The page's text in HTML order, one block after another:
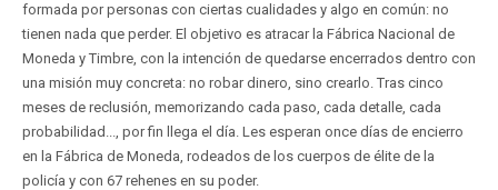
formada por personas con ciertas cualidades y algo en común: no
tienen nada que perder. El objetivo es atracar la Fábrica Nacional de
Moneda y Timbre, con la intención de quedarse encerrados dentro con
una misión muy concreta: no robar dinero, sino crearlo. Tras cinco
meses de reclusión, memorizando cada paso, cada detalle, cada
probabilidad..., por fin llega el día. Les esperan once días de encierro
en la Fábrica de Moneda, rodeados de los cuerpos de élite de la
policía y con 67 rehenes en su poder.